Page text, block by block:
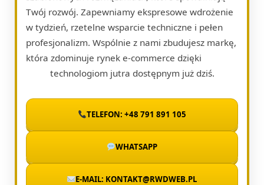
Twój rozwój. Zapewniamy ekspresowe wdrożenie
w tydzień, rzetelne wsparcie techniczne i pełen
profesjonalizm. Wspólnie z nami zbudujesz markę,
która zdominuje rynek e-commerce dzięki
technologiom jutra dostępnym już dziś.
TELEFON: +48 791 891 105
WHATSAPP
E-MAIL: KONTAKT@RWDWEB.PL